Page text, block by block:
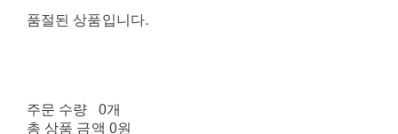
품절된 상품입니다.
주문 수량
0개
총 상품 금액 0원